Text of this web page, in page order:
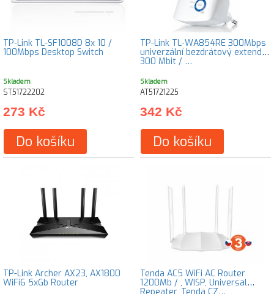
TP-Link TL-SF1008D 8x 10 /
100Mbps Desktop Switch
Skladem
ST51722202
273 Kč
Do košíku
TP-Link TL-WA854RE 300Mbps
univerzální bezdrátový extender
300 Mbit / …
Skladem
AT51721225
342 Kč
Do košíku
TP-Link Archer AX23, AX1800
WiFi6 5xGb Router
Tenda AC5 WiFi AC Router
1200Mb / , WISP, Universal